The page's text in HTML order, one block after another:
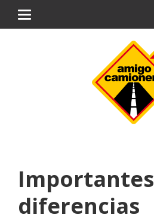
Importantes
diferencias